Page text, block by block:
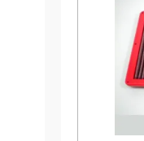
Dank
wird der
gefertigt
Ecken.